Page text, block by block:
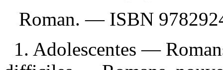
Roman. — ISBN
1. Adolescentes —